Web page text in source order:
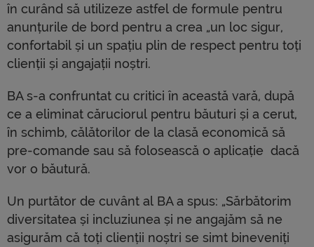
în curând să utilizeze astfel de formule pentru
anunțurile de bord pentru a crea „un loc sigur,
confortabil și un spațiu plin de respect pentru toți
clienții și angajații noștri.
BA s-a confruntat cu critici în această vară, după
ce a eliminat căruciorul pentru băuturi și a cerut,
în schimb, călătorilor de la clasă economică să
pre-comande sau să folosească o aplicație dacă
vor o băutură.
Un purtător de cuvânt al BA a spus: „Sărbătorim
diversitatea și incluziunea și ne angajăm să ne
asigurăm că toți clienții noștri se simt bineveniți